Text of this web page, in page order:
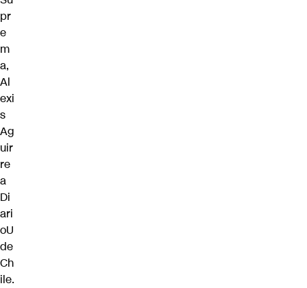
pr
e
m
a,
Al
exi
s
Ag
uir
re
a
Di
ari
oU
de
Ch
ile.